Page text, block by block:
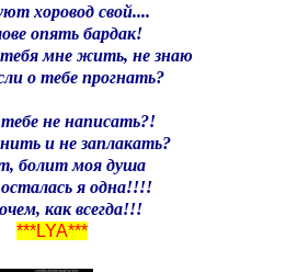
хоровод свой....
опять бардак!
мне жить, не знаю
о тебе прогнать?
не написать?!
и не заплакать?
болит моя душа
я одна!!!!
как всегда!!!
***LYA***